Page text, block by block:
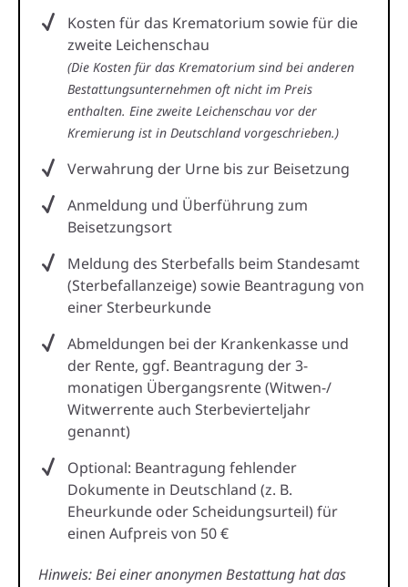
Kosten für das Krematorium sowie für die
zweite Leichenschau
(Die Kosten für das Krematorium sind bei anderen
Bestattungsunternehmen oft nicht im Preis
enthalten. Eine zweite Leichenschau vor der
Kremierung ist in Deutschland vorgeschrieben.)
Verwahrung der Urne bis zur Beisetzung
Anmeldung und Überführung zum
Beisetzungsort
Meldung des Sterbefalls beim Standesamt
(Sterbefallanzeige) sowie Beantragung von
einer Sterbeurkunde
Abmeldungen bei der Krankenkasse und
der Rente, ggf. Beantragung der 3-
monatigen Übergangsrente (Witwen-/
Witwerrente auch Sterbevierteljahr
genannt)
Optional: Beantragung fehlender
Dokumente in Deutschland (z. B.
Eheurkunde oder Scheidungsurteil) für
einen Aufpreis von 50 €
Hinweis: Bei einer anonymen Bestattung hat das